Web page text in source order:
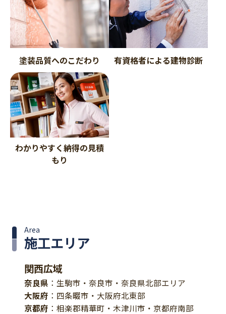
塗装品質へのこだわり 有資格者による建物診断
わかりやすく納得の見積
もり
施工エリア
Area
関西広域
奈良県 ：生駒市・奈良市・奈良県北部エリア
大阪府 ：四条畷市・大阪府北東部
京都府 ：相楽郡精華町・木津川市・京都府南部